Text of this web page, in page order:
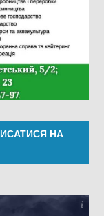
НА